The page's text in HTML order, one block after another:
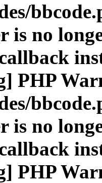
is no
PHP
is no
PHP